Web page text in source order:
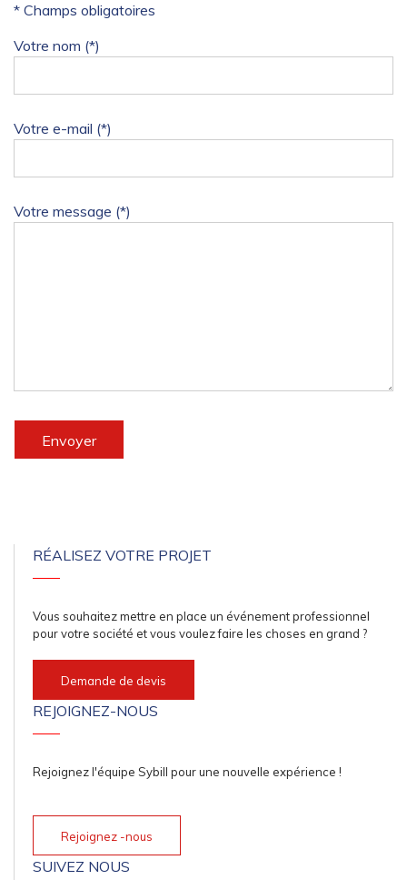
* Champs obligatoires
Votre nom (*)
Votre e-mail (*)
Votre message (*)
RÉALISEZ VOTRE PROJET
Vous souhaitez mettre en place un événement professionnel
pour votre société et vous voulez faire les choses en grand ?
Demande de devis
REJOIGNEZ-NOUS
Rejoignez l'équipe Sybill pour une nouvelle expérience !
Rejoignez -nous
SUIVEZ NOUS